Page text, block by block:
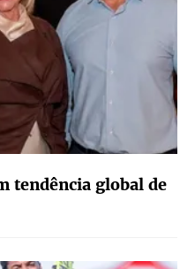
tendência global de